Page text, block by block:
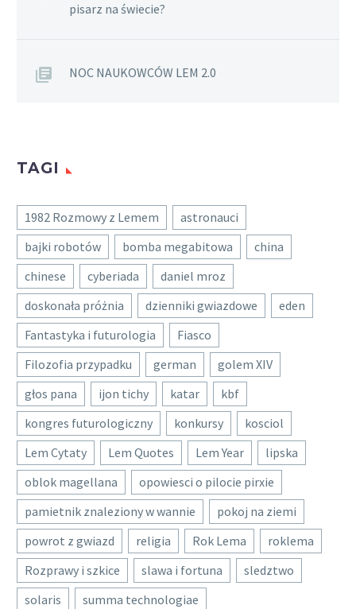
pisarz na świecie?
NOC NAUKOWCÓW LEM 2.0
TAGI
1982 Rozmowy z Lemem
astronauci
bajki robotów
bomba megabitowa
china
chinese
cyberiada
daniel mroz
doskonała próżnia
dzienniki gwiazdowe
eden
Fantastyka i futurologia
Fiasco
Filozofia przypadku
german
golem XIV
głos pana
ijon tichy katar
kbf
kongres futurologiczny
konkursy
kosciol
Lem Cytaty
Lem Quotes Lem Year
lipska
oblok magellana
opowiesci o pilocie pirxie
pamietnik znaleziony w wannie
pokoj na ziemi
powrot z gwiazd
religia Rok Lema
roklema
Rozprawy i szkice
slawa i fortuna
sledztwo
solaris
summa technologiae